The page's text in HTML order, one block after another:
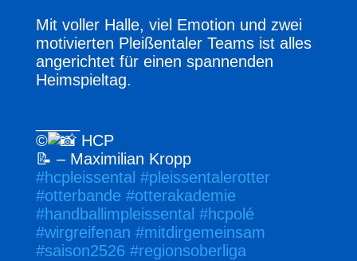
Mit voller Halle, viel Emotion und zwei
motivierten Pleißentaler Teams ist alles
angerichtet für einen spannenden
Heimspieltag.
©
HCP
📝 – Maximilian Kropp
#hcpleissental #pleissentalerotter
#otterbande #otterakademie
#handballimpleissental #hcpolé
#wirgreifenan #mitdirgemeinsam
#saison2526 #regionsoberliga